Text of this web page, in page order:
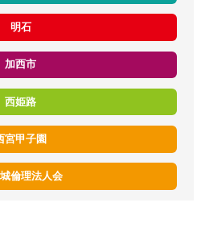
明石
加西市
西姫路
宮甲子園
倫理法人会